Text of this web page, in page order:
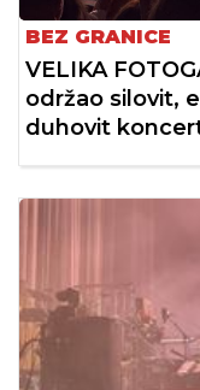
BEZ GRANICE
VELIKA
održao silovit,
duhovit